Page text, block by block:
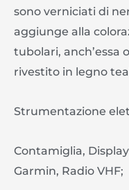
sono verniciati di
aggiunge alla
tubolari, anch’essa
rivestito in legno
Strumentazione
Contamiglia,
Garmin, Radio VHF;